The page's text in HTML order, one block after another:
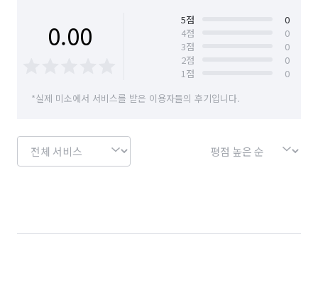
0.00 5점
0
4점
0
3점
0
2점
0
1점
0
*실제 미소에서 서비스를 받은 이용자들의 후기입니다.